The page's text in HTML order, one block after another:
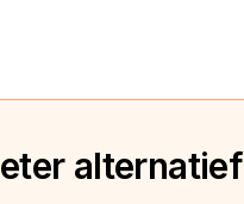
alternatief